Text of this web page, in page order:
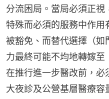
分流困局。當局必須正
特殊而必須的服務中作用
被豁免、而替代選擇（如
力最終可能不均地轉嫁
在推行進一步醫改前，
大夜診及公營基層醫療容